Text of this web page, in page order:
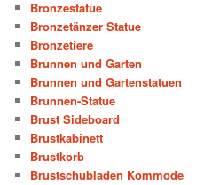
Bronzestatue
Bronzetänzer Statue
Bronzetiere
Brunnen und Garten
Brunnen und Gartenstatuen
Brunnen-Statue
Brust Sideboard
Brustkabinett
Brustkorb
Brustschubladen Kommode